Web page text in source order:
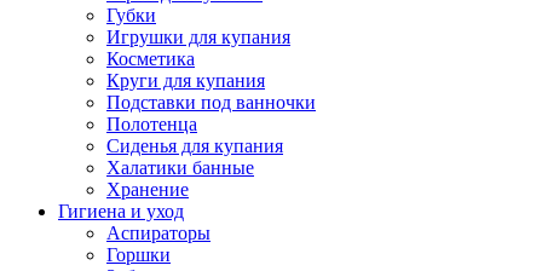
Губки
Игрушки для купания
Косметика
Круги для купания
Подставки под ванночки
Полотенца
Сиденья для купания
Халатики банные
Хранение
Гигиена и уход
Аспираторы
Горшки